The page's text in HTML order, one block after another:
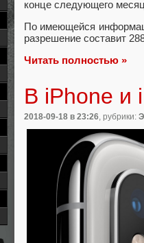
конце следующего
По имеющейся
разрешение составит
Читать полностью »
В iPhone и
2018-09-18 в 23:26, рубрики: